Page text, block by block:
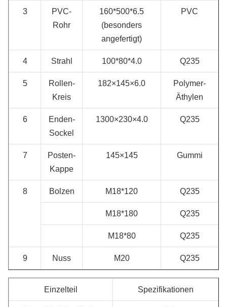
3
PVC-
Rohr
160*500*6.5
(besonders
angefertigt)
PVC
4 Strahl 100*80*4.0 Q235
5
Rollen-
Kreis
182×145×6.0
Polymer-
Äthylen
6
Enden-
Sockel
1300×230×4.0 Q235
7
Posten-
Kappe
145×145 Gummi
8 Bolzen M18*120 Q235
M18*180 Q235
M18*80 Q235
9 Nuss M20 Q235
Einzelteil Spezifikationen